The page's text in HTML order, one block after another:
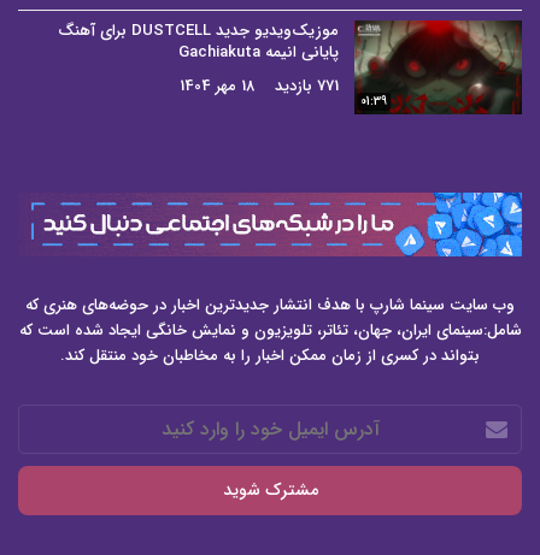
01:39
موزیک‌ویدیو جدید DUSTCELL برای آهنگ
پایانی انیمه Gachiakuta
771 بازدید
18 مهر 1404
وب سایت سینما شارپ با هدف انتشار جدیدترین اخبار در حوضه‌های هنری که
شامل:سینمای ایران، جهان، تئاتر، تلویزیون و نمایش خانگی ایجاد شده است که
بتواند در کسری از زمان ممکن اخبار را به مخاطبان خود منتقل کند.
آدرس
ایمیل
خود
وارد